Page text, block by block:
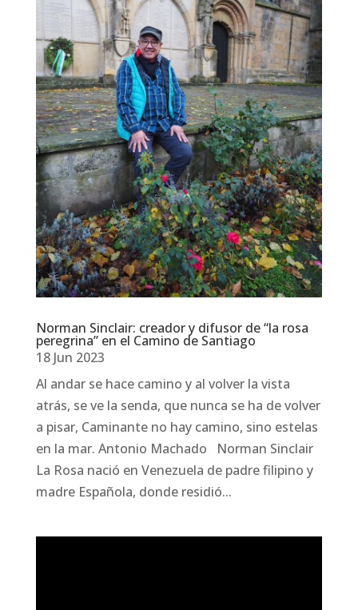
Norman Sinclair: creador y difusor de “la rosa
peregrina” en el Camino de Santiago
18 Jun 2023
Al andar se hace camino y al volver la vista
atrás, se ve la senda, que nunca se ha de volver
a pisar, Caminante no hay camino, sino estelas
en la mar. Antonio Machado Norman Sinclair
La Rosa nació en Venezuela de padre filipino y
madre Española, donde residió...